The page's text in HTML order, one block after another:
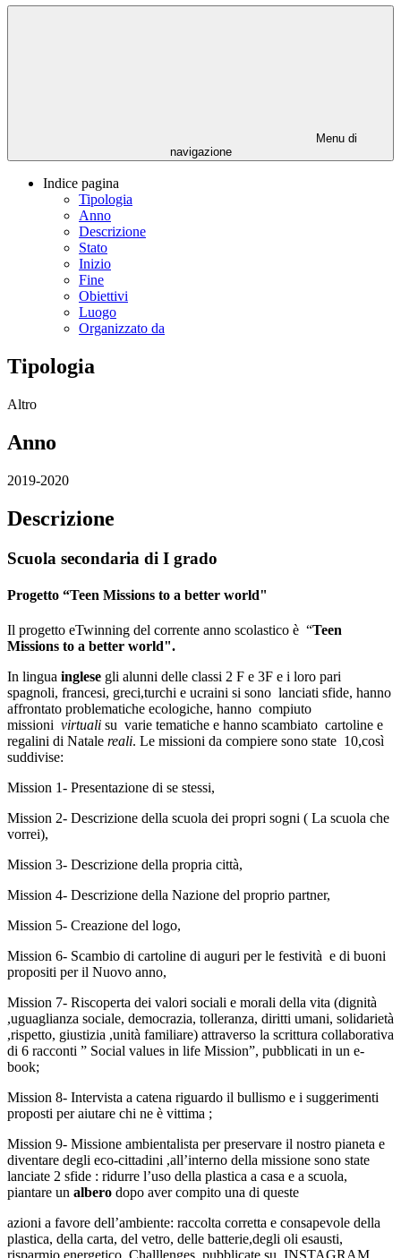
Menu di
navigazione
Indice pagina
Tipologia
Anno
Descrizione
Stato
Inizio
Fine
Obiettivi
Luogo
Organizzato da
Tipologia
Altro
Anno
2019-2020
Descrizione
Scuola secondaria di I grado
Progetto “Teen Missions to a better world"
Il progetto eTwinning del corrente anno scolastico è “Teen
Missions to a better world".
In lingua inglese gli alunni delle classi 2 F e 3F e i loro pari
spagnoli, francesi, greci,turchi e ucraini si sono lanciati sfide, hanno
affrontato problematiche ecologiche, hanno compiuto
missioni virtuali su varie tematiche e hanno scambiato cartoline e
regalini di Natale reali. Le missioni da compiere sono state 10,così
suddivise:
Mission 1- Presentazione di se stessi,
Mission 2- Descrizione della scuola dei propri sogni ( La scuola che
vorrei),
Mission 3- Descrizione della propria città,
Mission 4- Descrizione della Nazione del proprio partner,
Mission 5- Creazione del logo,
Mission 6- Scambio di cartoline di auguri per le festività e di buoni
propositi per il Nuovo anno,
Mission 7- Riscoperta dei valori sociali e morali della vita (dignità
,uguaglianza sociale, democrazia, tolleranza, diritti umani, solidarietà
,rispetto, giustizia ,unità familiare) attraverso la scrittura collaborativa
di 6 racconti ” Social values in life Mission”, pubblicati in un e-
book;
Mission 8- Intervista a catena riguardo il bullismo e i suggerimenti
proposti per aiutare chi ne è vittima ;
Mission 9- Missione ambientalista per preservare il nostro pianeta e
diventare degli eco-cittadini ,all’interno della missione sono state
lanciate 2 sfide : ridurre l’uso della plastica a casa e a scuola,
piantare un albero dopo aver compito una di queste
azioni a favore dell’ambiente: raccolta corretta e consapevole della
plastica, della carta, del vetro, delle batterie,degli oli esausti,
risparmio energetico, Challlenges pubblicate su INSTAGRAM